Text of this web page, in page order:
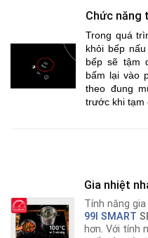
Chức năng
Trong quá
khỏi bếp
bếp sẽ tậm
bấm lại vào
theo đung
trước khi tạm
Gia nhiệt
Tính năng
99I SMART
hơn. Với tính